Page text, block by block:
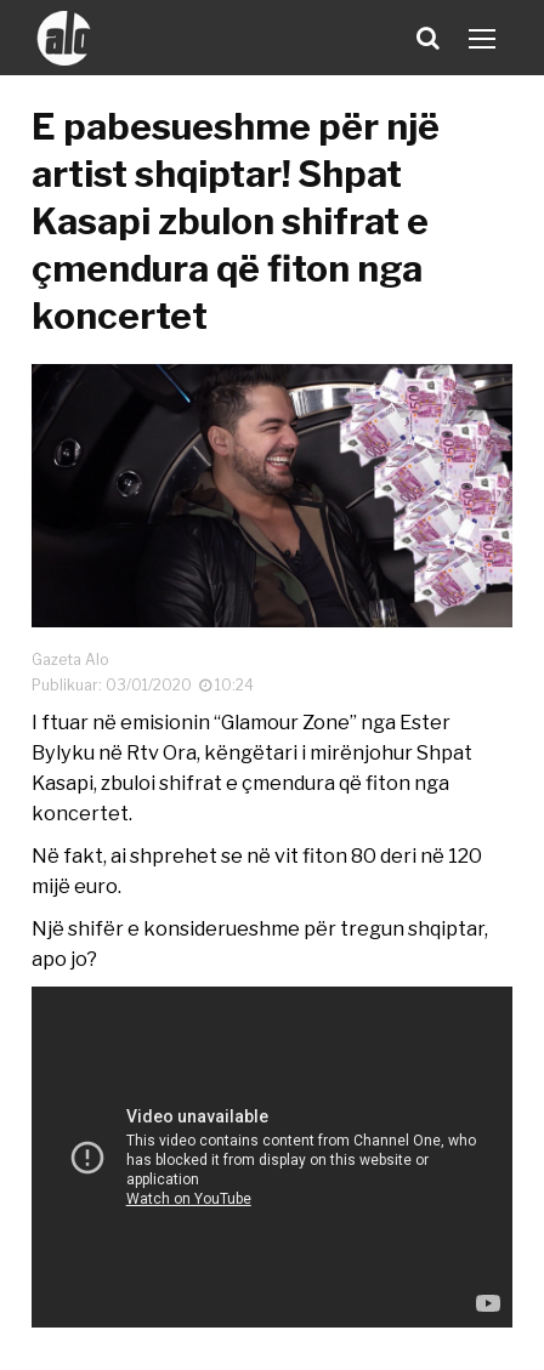
E pabesueshme për një
artist shqiptar! Shpat
Kasapi zbulon shifrat e
çmendura që fiton nga
koncertet
Gazeta Alo
Publikuar: 03/01/2020
10:24
I ftuar në emisionin “Glamour Zone” nga Ester
Bylyku në Rtv Ora, këngëtari i mirënjohur Shpat
Kasapi, zbuloi shifrat e çmendura që fiton nga
koncertet.
Në fakt, ai shprehet se në vit fiton 80 deri në 120
mijë euro.
Një shifër e konsiderueshme për tregun shqiptar,
apo jo?